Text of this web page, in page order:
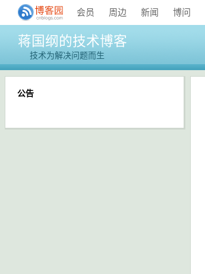
会员 周边 新闻 博问
蒋国纲的技术博客
技术为解决问题而生
公告